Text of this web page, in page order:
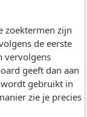
zoektermen zijn
de eerste
vervolgens
geeft dan aan
gebruikt in
zie je precies